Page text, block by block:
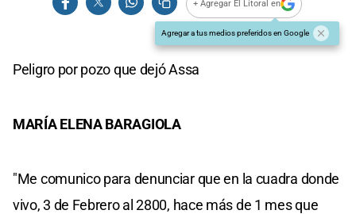
+ Agregar El Litoral en
Agregar a tus medios preferidos en Google
Peligro por pozo que dejó Assa
MARÍA ELENA BARAGIOLA
"Me comunico para denunciar que en la cuadra donde
vivo, 3 de Febrero al 2800, hace más de 1 mes que